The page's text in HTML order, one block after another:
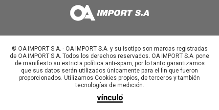
©️ OA IMPORT S.A. - OA IMPORT S.A. y su isotipo son marcas registradas
de OA IMPORT S.A. Todos los derechos reservados. OA IMPORT S.A. pone
de manifiesto su estricta política anti-spam, por lo tanto garantizamos
que sus datos serán utilizados únicamente para el fin que fueron
proporcionados. Utilizamos Cookies propios, de terceros y también
tecnologías de medición.